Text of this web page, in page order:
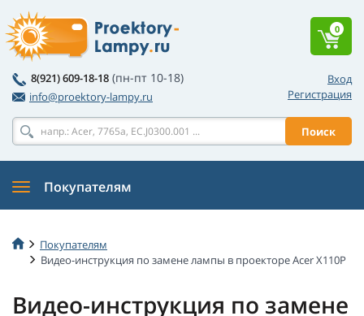
Вход
Регистрация
8(921) 609-18-18 (пн-пт 10-18)
info@proektory-lampy.ru
Поиск
0
Покупателям
Покупателям
Видео-инструкция по замене лампы в проекторе Acer X110P
Видео-инструкция по замене